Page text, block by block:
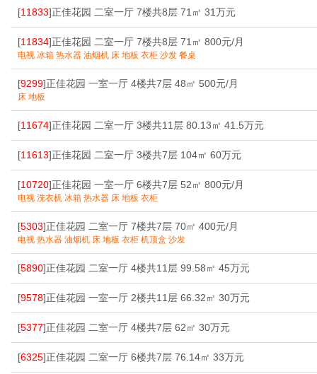
[11833]正佳花园 二室一厅 7楼共8层 71㎡ 31万元
[11834]正佳花园 二室一厅 7楼共8层 71㎡ 800元/月
电视 冰箱 热水器 油烟机 床 地板 衣柜 沙发 餐桌
[9299]正佳花园 一室一厅 4楼共7层 48㎡ 500元/月
床 地板
[11674]正佳花园 二室一厅 3楼共11层 80.13㎡ 41.5万元
[11613]正佳花园 二室一厅 3楼共7层 104㎡ 60万元
[10720]正佳花园 一室一厅 6楼共7层 52㎡ 800元/月
电视 洗衣机 冰箱 热水器 床 地板 衣柜
[5303]正佳花园 二室一厅 7楼共7层 70㎡ 400元/月
电视 热水器 油烟机 床 地板 衣柜 机顶盒 沙发
[5890]正佳花园 二室一厅 4楼共11层 99.58㎡ 45万元
[9578]正佳花园 一室一厅 2楼共11层 66.32㎡ 30万元
[5377]正佳花园 二室一厅 4楼共7层 62㎡ 30万元
[6325]正佳花园 二室一厅 6楼共7层 76.14㎡ 33万元